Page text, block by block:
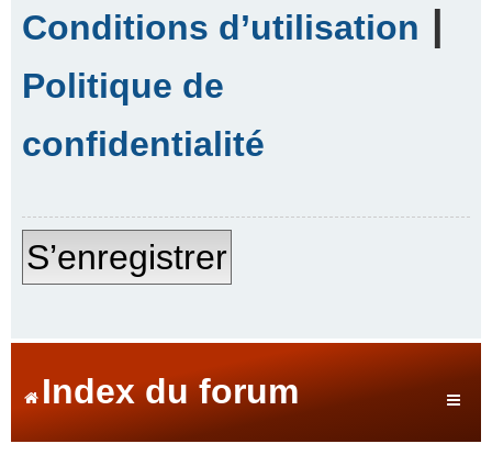
Conditions d’utilisation |
Politique de
confidentialité
S’enregistrer
Index du forum